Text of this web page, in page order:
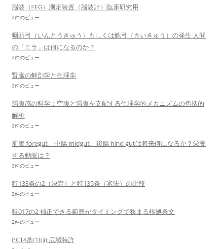
脳波（EEG）測定装置（脳波計）臨床研究用
2件のビュー
咽頭弓（いんとうきゅう）もしくは鰓弓（さいきゅう）の発生 人間
の「エラ」は何になるのか？
2件のビュー
腎臓の解剖学と生理学
2件のビュー
満腹感の科学：空腹と満腹を支配する生理学的メカニズムの包括的
解析
2件のビュー
前腸 foregut、中腸 midgut、後腸 hind gutは将来何になるか？栄養
する動脈は？
2件のビュー
特133条の2（決定）と特135条（審決）の比較
2件のビュー
特017の2 補正できる範囲がタイミングで狭まる根拠条文
2件のビュー
PCT4条(1)(ii) 広域特許